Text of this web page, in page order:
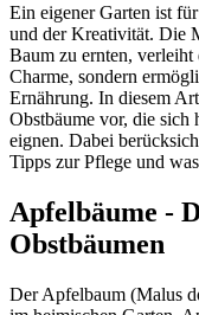
Ein eigener Garten ist
und der Kreativität. Die
Baum zu ernten, verleiht
Charme, sondern
Ernährung. In diesem
Obstbäume vor, die sich
eignen. Dabei
Tipps zur Pflege und
Apfelbäume -
Obstbäumen
Der Apfelbaum (Malus